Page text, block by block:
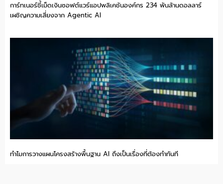
การ์ทเนอร์ชี้เม็ดเงินซอฟต์แวร์แอปพลิเคชันองค์กร 234 พันล้านดอลลาร์
เผชิญความเสี่ยงจาก Agentic AI
ทำไมการวางแผนโครงสร้างพื้นฐาน AI ถึงเป็นเรื่องที่ต้องทำทันที